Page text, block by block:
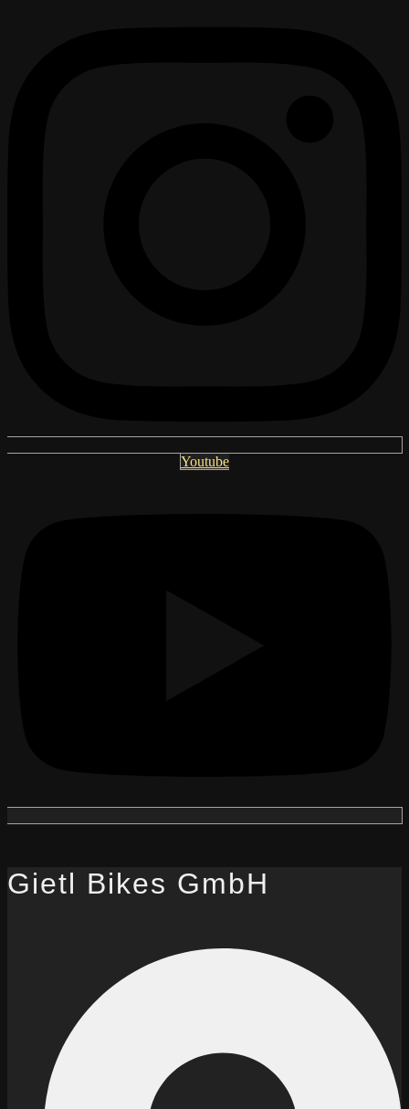
Youtube
Gietl Bikes GmbH